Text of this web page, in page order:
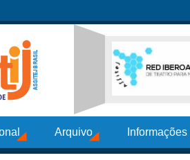
Arquivo